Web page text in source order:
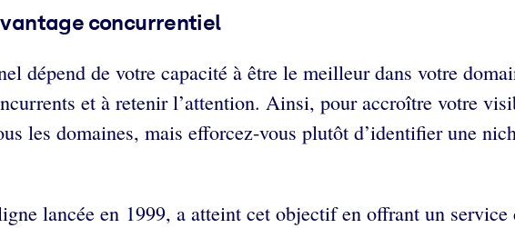
concurrentiel
dépend de votre capacité à être le meilleur dans votre
et à retenir l’attention. Ainsi, pour accroître votre
les domaines, mais efforcez-vous plutôt d’identifier une
lancée en 1999, a atteint cet objectif en offrant un